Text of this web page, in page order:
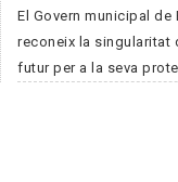
El Govern municipal de
reconeix la singularitat
futur per a la seva